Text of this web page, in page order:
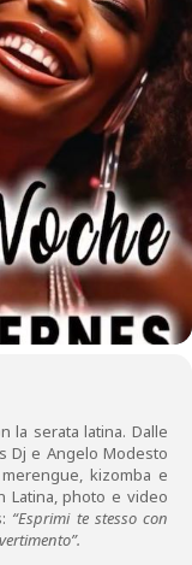
la serata latina. Dalle
Dj e Angelo Modesto
kizomba e
Latina, photo e video
“Esprimi te stesso con